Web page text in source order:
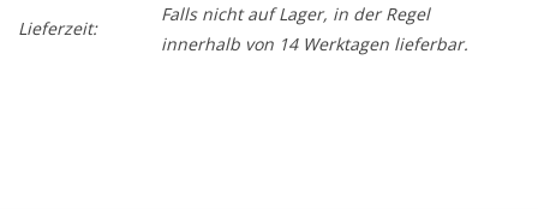
Lieferzeit:
Falls nicht auf Lager, in der Regel
innerhalb von 14 Werktagen lieferbar.